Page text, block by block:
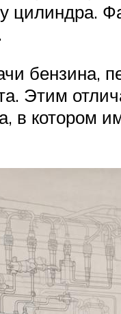
цилиндра.
бензина,
Этим
в котором